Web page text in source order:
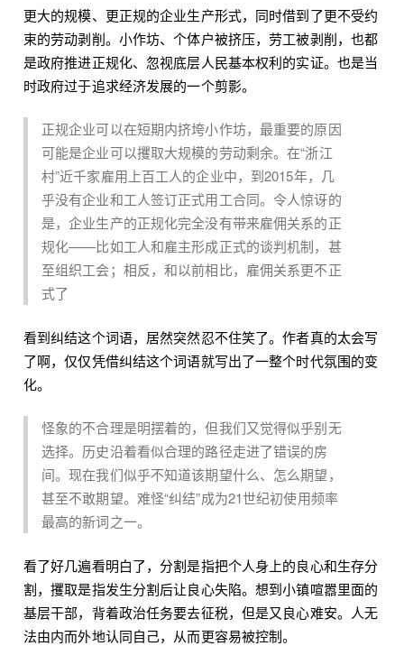
更大的规模、更正规的企业生产形式，同时借到了更不受约
束的劳动剥削。小作坊、个体户被挤压，劳工被剥削，也都
是政府推进正规化、忽视底层人民基本权利的实证。也是当
时政府过于追求经济发展的一个剪影。
正规企业可以在短期内挤垮小作坊，最重要的原因
可能是企业可以攫取大规模的劳动剩余。在“浙江
村”近千家雇用上百工人的企业中，到2015年，几
乎没有企业和工人签订正式用工合同。令人惊讶的
是，企业生产的正规化完全没有带来雇佣关系的正
规化——比如工人和雇主形成正式的谈判机制，甚
至组织工会；相反，和以前相比，雇佣关系更不正
式了
看到纠结这个词语，居然突然忍不住笑了。作者真的太会写
了啊，仅仅凭借纠结这个词语就写出了一整个时代氛围的变
化。
怪象的不合理是明摆着的，但我们又觉得似乎别无
选择。历史沿着看似合理的路径走进了错误的房
间。现在我们似乎不知道该期望什么、怎么期望，
甚至不敢期望。难怪“纠结”成为21世纪初使用频率
最高的新词之一。
看了好几遍看明白了，分割是指把个人身上的良心和生存分
割，攫取是指发生分割后让良心失陷。想到小镇喧嚣里面的
基层干部，背着政治任务要去征税，但是又良心难安。人无
法由内而外地认同自己，从而更容易被控制。